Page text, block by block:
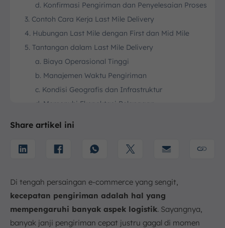
d. Konfirmasi Pengiriman dan Penyelesaian Proses
3. Contoh Cara Kerja Last Mile Delivery
4. Hubungan Last Mile dengan First dan Mid Mile
5. Tantangan dalam Last Mile Delivery
a. Biaya Operasional Tinggi
b. Manajemen Waktu Pengiriman
c. Kondisi Geografis dan Infrastruktur
d. Memenuhi Ekspektasi Pelanggan
b. Kerja Sama dengan Mitra Lokal
e. Analisis Feedback Pelanggan
7. Kesimpulan
FAQ:
Share artikel ini
Di tengah persaingan e-commerce yang sengit,
kecepatan pengiriman adalah hal yang
mempengaruhi banyak aspek logistik. Sayangnya,
banyak janji pengiriman cepat justru gagal di momen